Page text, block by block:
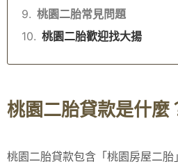
桃園二胎常見問題
桃園二胎歡迎找大揚
桃園二胎貸款是什麼
桃園二胎貸款包含「桃園房屋二胎